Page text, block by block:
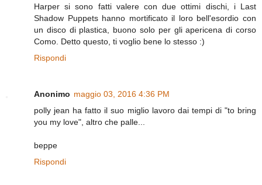
Harper si sono fatti valere con due ottimi dischi, i Last
Shadow Puppets hanno mortificato il loro bell'esordio con
un disco di plastica, buono solo per gli apericena di corso
Como. Detto questo, ti voglio bene lo stesso :)
Rispondi
Anonimo maggio 03, 2016 4:36 PM
polly jean ha fatto il suo miglio lavoro dai tempi di "to bring
you my love", altro che palle...
beppe
Rispondi